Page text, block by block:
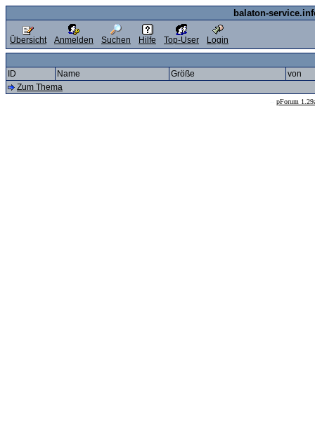
balaton-
Übersicht Anmelden Suchen Hilfe Top-User Login
ID Name Größe
von
Zum Thema
pForum